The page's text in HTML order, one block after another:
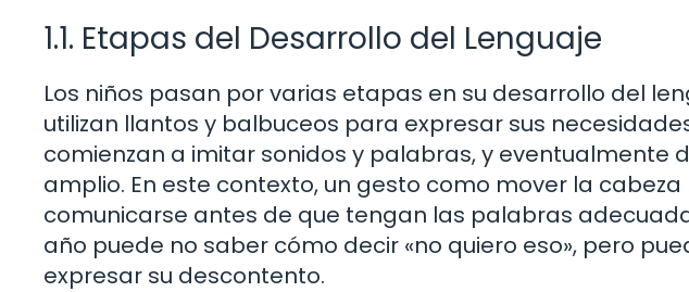
1.1. Etapas del Desarrollo del Lenguaje
Los niños pasan por varias etapas en su desarrollo del
utilizan llantos y balbuceos para expresar sus
comienzan a imitar sonidos y palabras, y eventualmente
amplio. En este contexto, un gesto como mover la
comunicarse antes de que tengan las palabras
año puede no saber cómo decir «no quiero eso», pero
expresar su descontento.